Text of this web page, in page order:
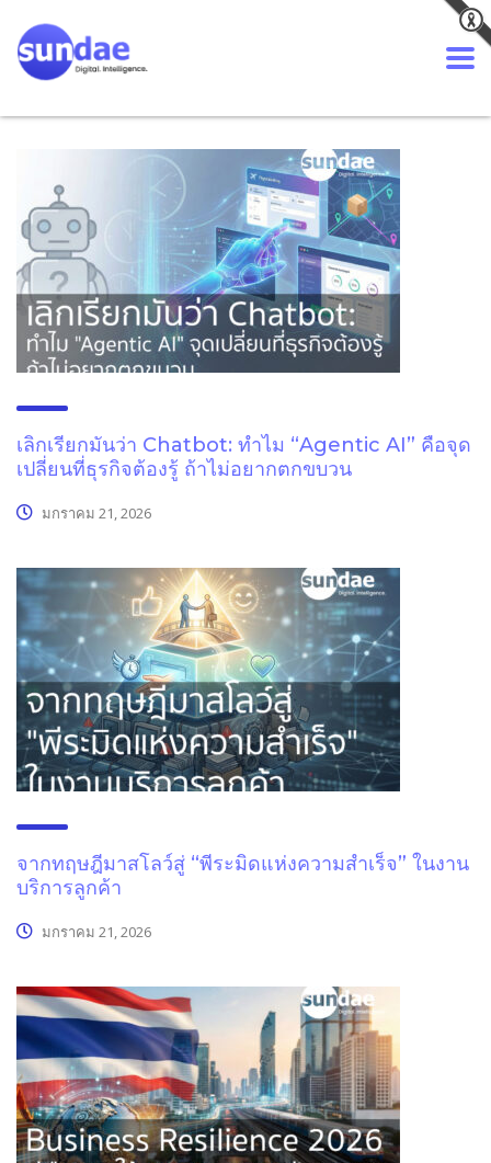
เลิกเรียกมันว่า Chatbot: ทำไม “Agentic AI” คือจุด
เปลี่ยนที่ธุรกิจต้องรู้ ถ้าไม่อยากตกขบวน
มกราคม 21, 2026
จากทฤษฎีมาสโลว์สู่ “พีระมิดแห่งความสำเร็จ” ในงาน
บริการลูกค้า
มกราคม 21, 2026